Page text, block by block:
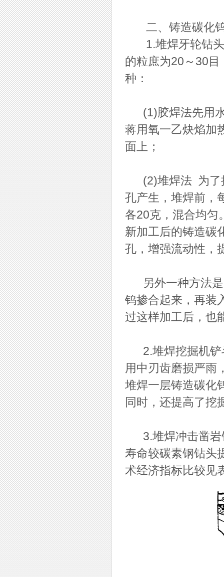
二、铸造碳化
1.堆焊牙轮钻头
的粒庶为20～30
种：
(1)胶焊法先用水
蒋用氧一乙炔焰加
面上；
(2)堆焊法 为了
孔产生，堆焊前，
各20克，混合均匀
新加工后的铸造碳
孔，增强流动性，
另外一种方法是
钨掺合起来，再装
过这样加工后，也
2.堆焊挖掘机铲
用中刃齿磨损严雨
堆焊一层铸造碳化
同时，还提高了挖
3.堆焊冲击凿岩
寿命较碳素钢钻头
术经济指标比较见